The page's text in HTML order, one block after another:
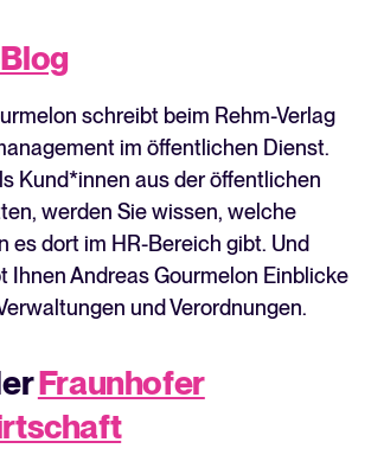
schreibt beim Rehm-Verlag
im öffentlichen Dienst.
Kund*innen aus der öffentlichen
werden Sie wissen, welche
es dort im HR-Bereich gibt. Und
Ihnen Andreas Gourmelon Einblicke
und Verordnungen.
Fraunhofer